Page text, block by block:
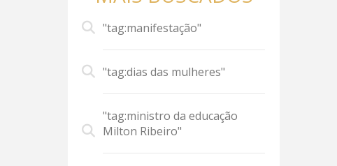
"tag:manifestação"
"tag:dias das mulheres"
"tag:ministro da educação
Milton Ribeiro"